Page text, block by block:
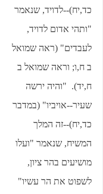
כד,יח)--לדויד, שנאמר
"ותהי אדום לדויד,
לעבדים" (ראה שמואל
ב ח,ו; וראה שמואל ב
ח,יד). "והיה ירשה
שעיר--אויביו" (במדבר
כד,יח)--זה המלך
המשיח, שנאמר "ועלו
מושיעים בהר ציון,
לשפוט את הר עשיו"